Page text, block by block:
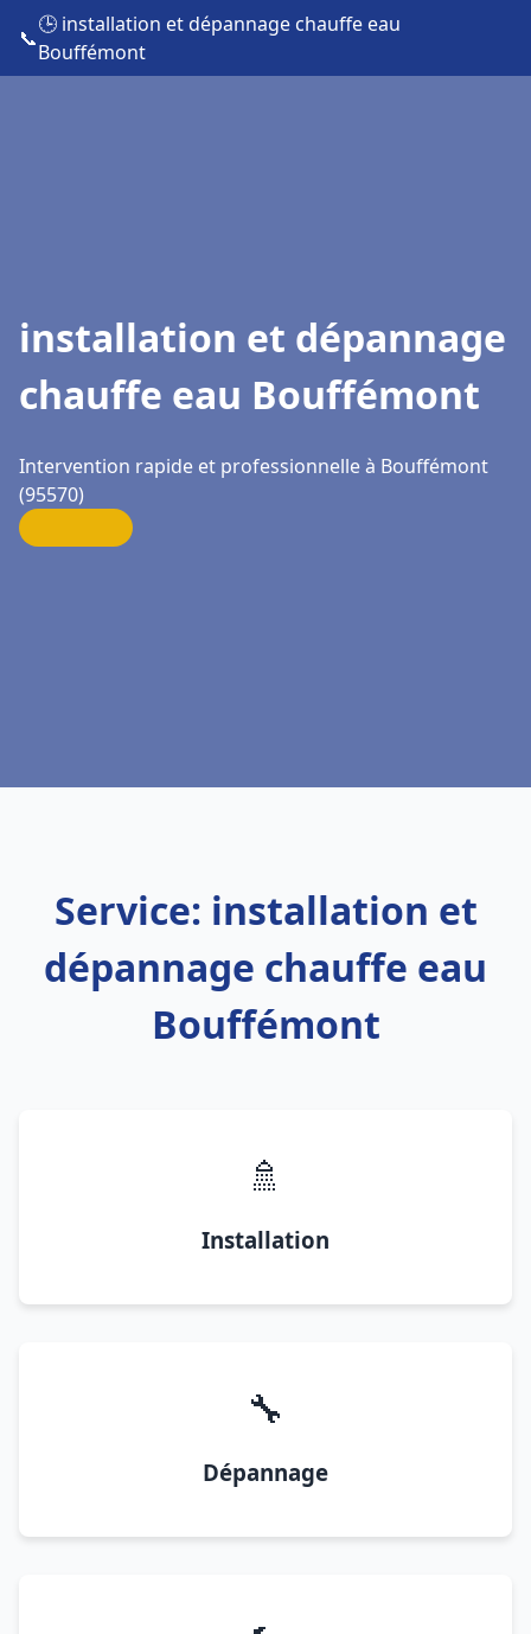
📞
🕒 installation et dépannage chauffe eau
Bouffémont
installation et dépannage
chauffe eau Bouffémont
Intervention rapide et professionnelle à Bouffémont
(95570)
Service: installation et
dépannage chauffe eau
Bouffémont
🚿
Installation
🔧
Dépannage